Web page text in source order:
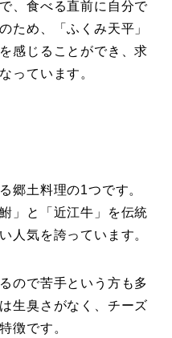
、食べる直前に自分で
ため、「ふくみ天平」
感じることができ、求
っています。
郷土料理の1つです。
」と「近江牛」を伝統
人気を誇っています。
ので苦手という方も多
生臭さがなく、チーズ
徴です。